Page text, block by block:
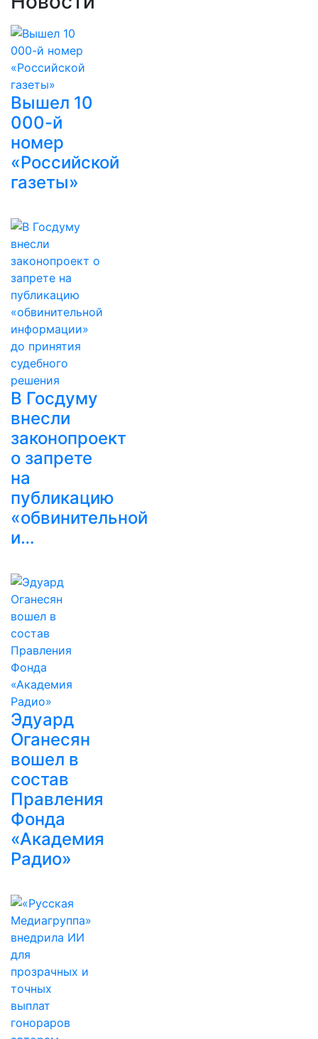
Вышел 10
000-й
номер
«Российской
газеты»
В Госдуму
внесли
законопроект
о запрете
на
публикацию
«обвинительной
и…
Эдуард
Оганесян
вошел в
состав
Правления
Фонда
«Академия
Радио»